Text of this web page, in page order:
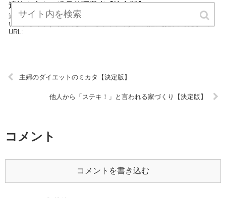
遺族を支える遺品整理業者【決定版】
遺族を支える遺品整理業者は片付けカテゴリーの専門家が片付けにつ
いてわかりやすく説明しているサイトです。 気軽にお読みください。
URL:
主婦のダイエットのミカタ【決定版】
他人から「ステキ！」と言われる家づくり【決定版】
コメント
コメントを書き込む